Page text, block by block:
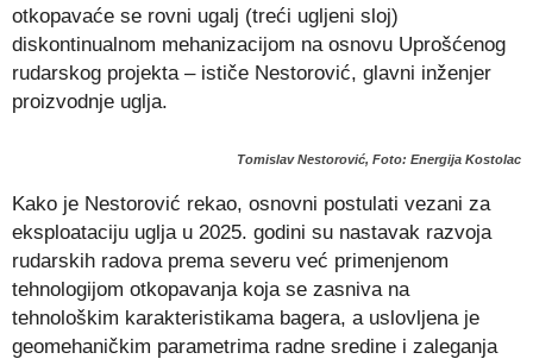
otkopavaće se rovni ugalj (treći ugljeni sloj)
diskontinualnom mehanizacijom na osnovu Uprošćenog
rudarskog projekta – ističe Nestorović, glavni inženjer
proizvodnje uglja.
Tomislav Nestorović, Foto: Energija Kostolac
Kako je Nestorović rekao, osnovni postulati vezani za
eksploataciju uglja u 2025. godini su nastavak razvoja
rudarskih radova prema severu već primenjenom
tehnologijom otkopavanja koja se zasniva na
tehnološkim karakteristikama bagera, a uslovljena je
geomehaničkim parametrima radne sredine i zaleganja